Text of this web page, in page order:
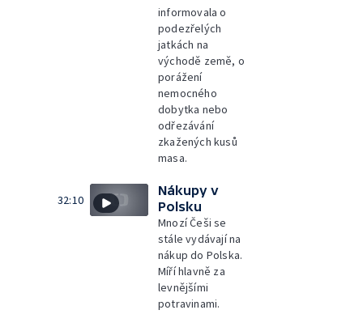
informovala o
podezřelých
jatkách na
východě země, o
porážení
nemocného
dobytka nebo
odřezávání
zkažených kusů
masa.
32:10
Nákupy v
Polsku
Mnozí Češi se
stále vydávají na
nákup do Polska.
Míří hlavně za
levnějšími
potravinami.